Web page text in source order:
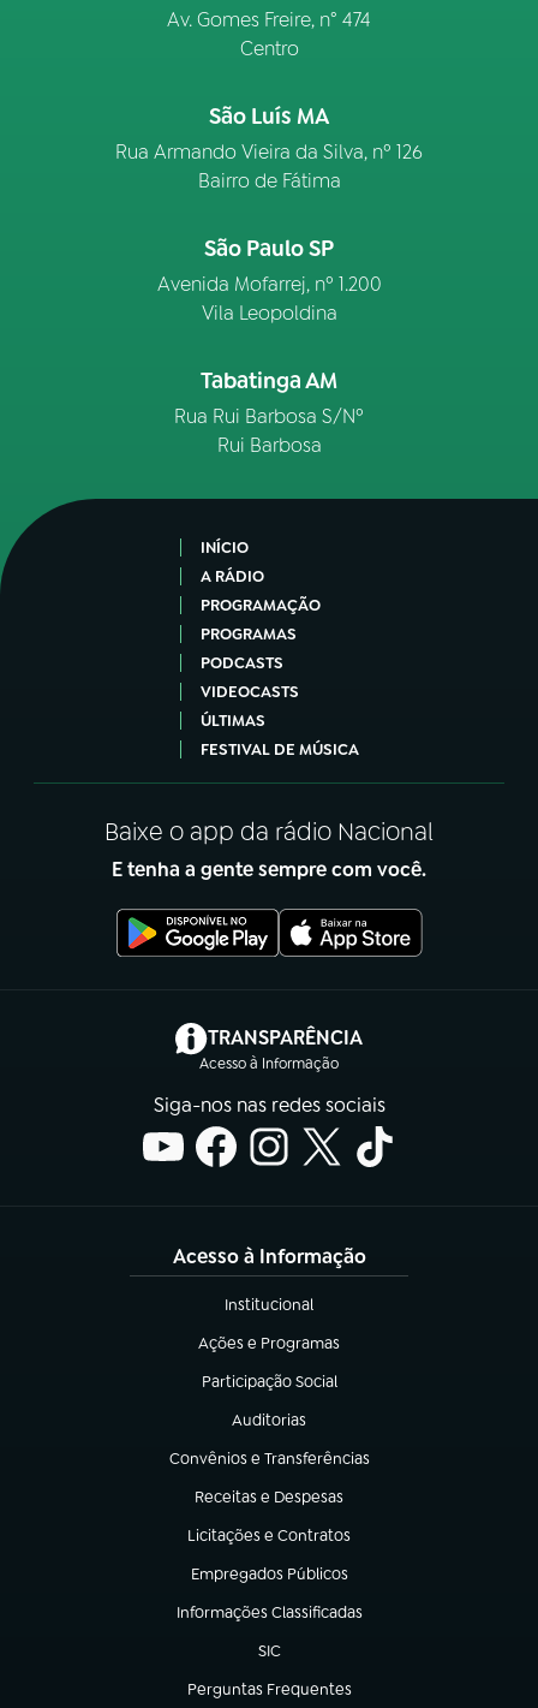
Av. Gomes Freire, n° 474
Centro
São Luís MA
Rua Armando Vieira da Silva, nº 126
Bairro de Fátima
São Paulo SP
Avenida Mofarrej, nº 1.200
Vila Leopoldina
Tabatinga AM
Rua Rui Barbosa S/Nº
Rui Barbosa
INÍCIO
A RÁDIO
PROGRAMAÇÃO
PROGRAMAS
PODCASTS
VIDEOCASTS
ÚLTIMAS
FESTIVAL DE MÚSICA
Baixe o app da rádio Nacional
E tenha a gente sempre com você.
TRANSPARÊNCIA
Acesso à Informação
(abre em nova aba)
Siga-nos nas redes sociais
Acesso à Informação
Institucional
(abre em nova aba)
Ações e Programas
(abre em nova aba)
Participação Social
(abre em nova aba)
Auditorias
(abre em nova aba)
Convênios e Transferências
(abre em nova aba)
Receitas e Despesas
(abre em nova aba)
Licitações e Contratos
(abre em nova aba)
Empregados Públicos
(abre em nova aba)
Informações Classificadas
(abre em nova aba)
SIC
(abre em nova aba)
Perguntas Frequentes
(abre em nova aba)